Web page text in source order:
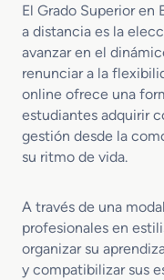
El Grado Superior en
a distancia es la
avanzar en el
renunciar a la
online ofrece una
estudiantes adquirir
gestión desde la
su ritmo de vida.
A través de una
profesionales en
organizar su
y compatibilizar sus